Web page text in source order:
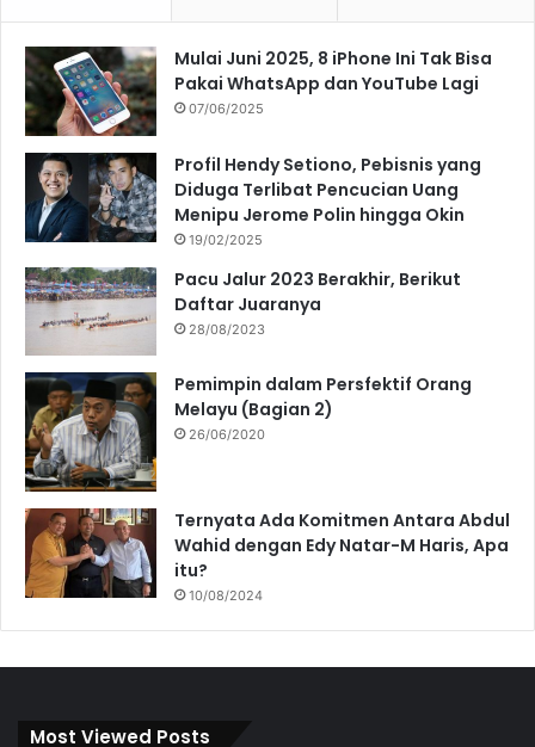
Mulai Juni 2025, 8 iPhone Ini Tak Bisa
Pakai WhatsApp dan YouTube Lagi
07/06/2025
Profil Hendy Setiono, Pebisnis yang
Diduga Terlibat Pencucian Uang
Menipu Jerome Polin hingga Okin
19/02/2025
Pacu Jalur 2023 Berakhir, Berikut
Daftar Juaranya
28/08/2023
Pemimpin dalam Persfektif Orang
Melayu (Bagian 2)
26/06/2020
Ternyata Ada Komitmen Antara Abdul
Wahid dengan Edy Natar-M Haris, Apa
itu?
10/08/2024
Most Viewed Posts